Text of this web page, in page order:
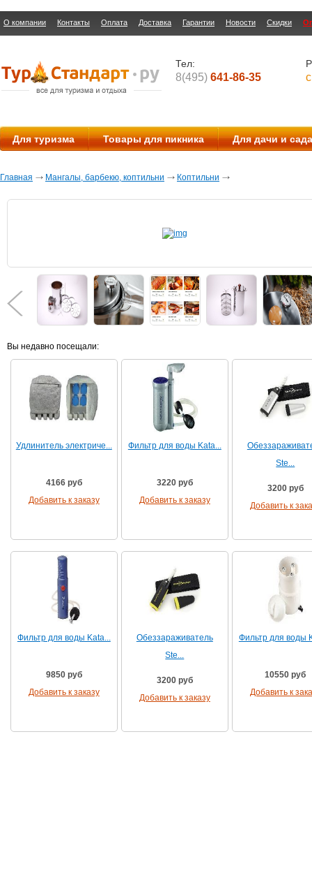
О компании Контакты Оплата Доставка Гарантии Новости Скидки
Тел:
8(495) 641-86-35
Для туризма Товары для пикника Для дачи и сада
Главная Мангалы, барбекю, коптильни Коптильни
Вы недавно посещали:
Удлинитель электриче...
4166 руб
Добавить к заказу
Фильтр для воды Kata...
3220 руб
Добавить к заказу
Ste...
3200 руб
Добавить к
Фильтр для воды Kata...
9850 руб
Добавить к заказу
Обеззараживатель
Ste...
3200 руб
Добавить к заказу
Фильтр для воды
10550 руб
Добавить к